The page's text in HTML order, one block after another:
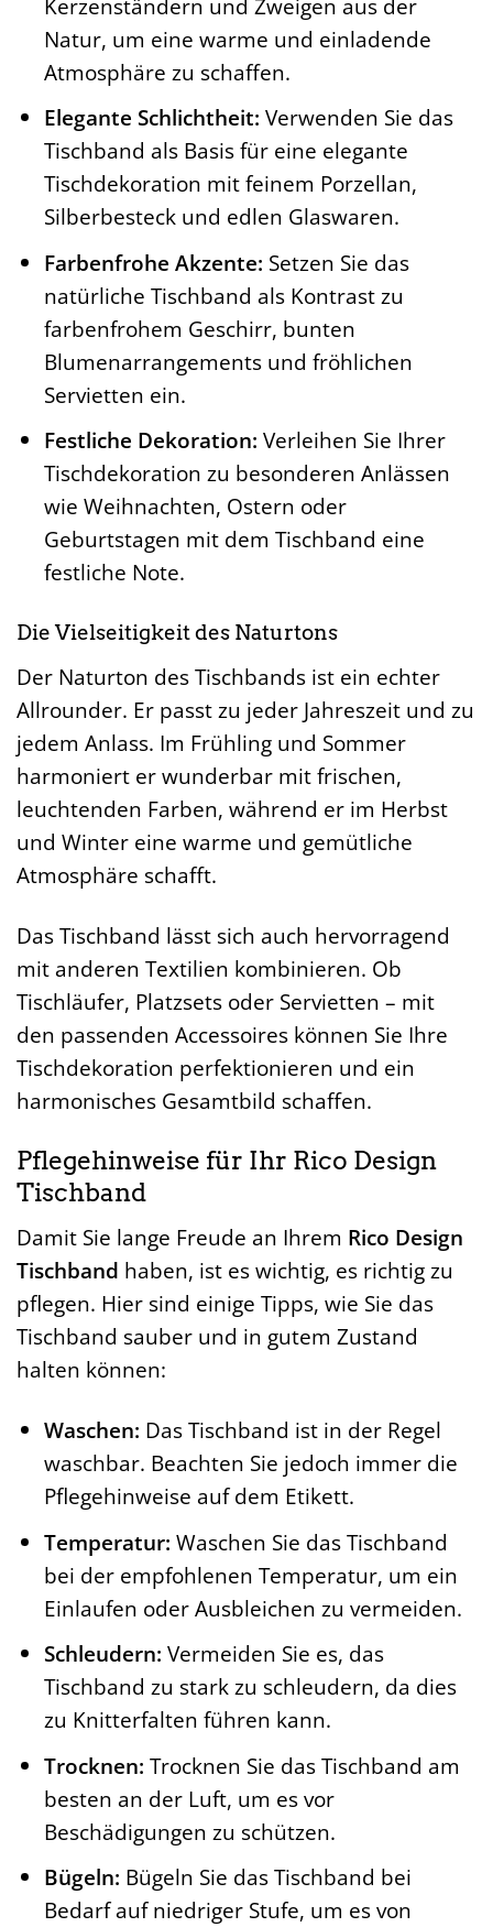
Natur, um eine warme und einladende
Atmosphäre zu schaffen.
Elegante Schlichtheit: Verwenden Sie das
Tischband als Basis für eine elegante
Tischdekoration mit feinem Porzellan,
Silberbesteck und edlen Glaswaren.
Farbenfrohe Akzente: Setzen Sie das
natürliche Tischband als Kontrast zu
farbenfrohem Geschirr, bunten
Blumenarrangements und fröhlichen
Servietten ein.
Festliche Dekoration: Verleihen Sie Ihrer
Tischdekoration zu besonderen Anlässen
wie Weihnachten, Ostern oder
Geburtstagen mit dem Tischband eine
festliche Note.
Die Vielseitigkeit des Naturtons
Der Naturton des Tischbands ist ein echter
Allrounder. Er passt zu jeder Jahreszeit und zu
jedem Anlass. Im Frühling und Sommer
harmoniert er wunderbar mit frischen,
leuchtenden Farben, während er im Herbst
und Winter eine warme und gemütliche
Atmosphäre schafft.
Das Tischband lässt sich auch hervorragend
mit anderen Textilien kombinieren. Ob
Tischläufer, Platzsets oder Servietten – mit
den passenden Accessoires können Sie Ihre
Tischdekoration perfektionieren und ein
harmonisches Gesamtbild schaffen.
Pflegehinweise für Ihr Rico Design
Tischband
Damit Sie lange Freude an Ihrem Rico Design
Tischband haben, ist es wichtig, es richtig zu
pflegen. Hier sind einige Tipps, wie Sie das
Tischband sauber und in gutem Zustand
halten können:
Waschen: Das Tischband ist in der Regel
waschbar. Beachten Sie jedoch immer die
Pflegehinweise auf dem Etikett.
Temperatur: Waschen Sie das Tischband
bei der empfohlenen Temperatur, um ein
Einlaufen oder Ausbleichen zu vermeiden.
Schleudern: Vermeiden Sie es, das
Tischband zu stark zu schleudern, da dies
zu Knitterfalten führen kann.
Trocknen: Trocknen Sie das Tischband am
besten an der Luft, um es vor
Beschädigungen zu schützen.
Bügeln: Bügeln Sie das Tischband bei
Bedarf auf niedriger Stufe, um es von